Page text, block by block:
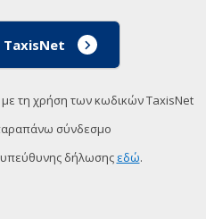
TaxisNet
με τη χρήση των κωδικών TaxisNet
σύνδεσμο
δήλωσης εδώ.